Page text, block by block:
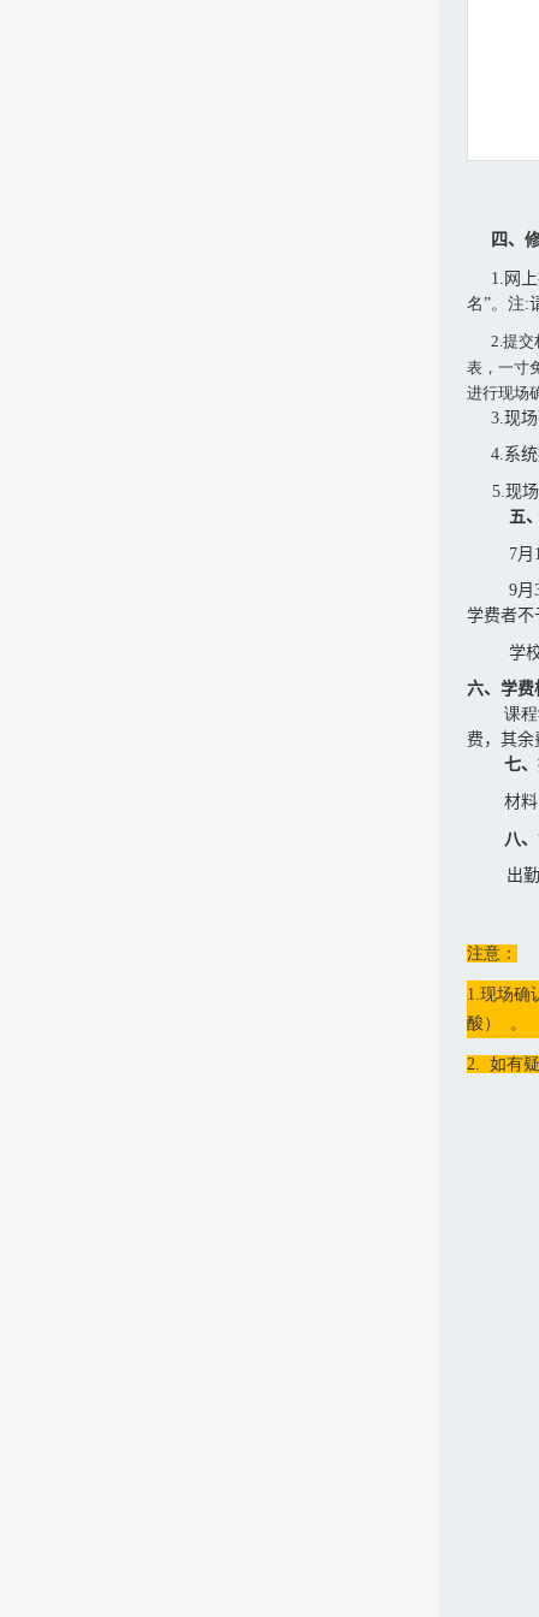
四、
1. 网
名”。注:
2. 提交
表，一寸
进行现场
3. 现
4.系
5.现
五
7月
9月
学费者不
学
六、学费
课
费，其余
七
材
八
出
注意：
1.现场确
酸） 。
2. 如有